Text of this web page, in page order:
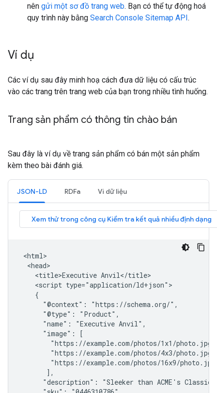
nên gửi một sơ đồ trang web. Bạn có thể tự động hoá
quy trình này bằng Search Console Sitemap API.
Ví dụ
Các ví dụ sau đây minh hoạ cách đưa dữ liệu có cấu trúc
vào các trang trên trang web của bạn trong nhiều tình huống.
Trang sản phẩm có thông tin chào bán
Sau đây là ví dụ về trang sản phẩm có bán một sản phẩm
kèm theo bài đánh giá.
JSON-LD RDFa Vi dữ liệu
<html>
  <head>
    <title>Executive Anvil</title>
    <script type="application/ld+json">
    {
      "@context": "https://schema.org/",
      "@type": "Product",
      "name": "Executive Anvil",
      "image": [
"https://example.com/photos/1x1/
"https://example.com/photos/4x3/
"https://example.com/photos/16x9/
       ],
"description": "Sleeker than ACME's Classic